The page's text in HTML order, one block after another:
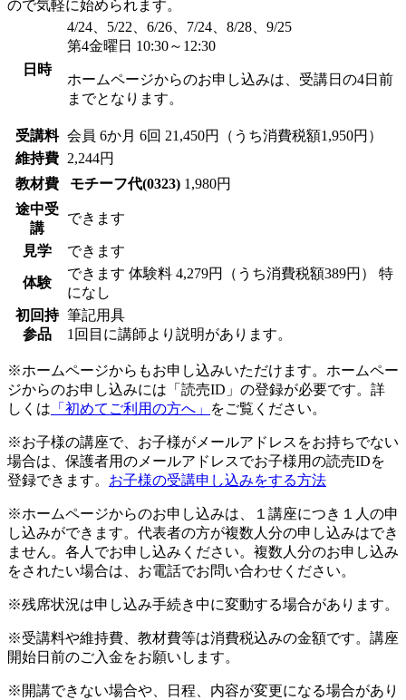
ので気軽に始められます。
日時
4/24、5/22、6/26、7/24、8/28、9/25
第4金曜日 10:30～12:30
ホームページからのお申し込みは、受講日の4日前
までとなります。
受講料 会員 6か月 6回 21,450円（うち消費税額1,950円）
維持費
2,244円
教材費
モチーフ代(0323) 1,980円
途中受
講
できます
見学 できます
体験
できます 体験料 4,279円（うち消費税額389円） 特
になし
初回持
参品
筆記用具
1回目に講師より説明があります。
※ホームページからもお申し込みいただけます。ホームペー
ジからのお申し込みには「読売ID」の登録が必要です。詳
しくは 「初めてご利用の方へ」 をご覧ください。
※お子様の講座で、お子様がメールアドレスをお持ちでない
場合は、保護者用のメールアドレスでお子様用の読売IDを
登録できます。 お子様の受講申し込みをする方法
※ホームページからのお申し込みは、１講座につき１人の申
し込みができます。代表者の方が複数人分の申し込みはでき
ません。各人でお申し込みください。複数人分のお申し込み
をされたい場合は、お電話でお問い合わせください。
※残席状況は申し込み手続き中に変動する場合があります。
※受講料や維持費、教材費等は消費税込みの金額です。講座
開始日前のご入金をお願いします。
※開講できない場合や、日程、内容が変更になる場合があり